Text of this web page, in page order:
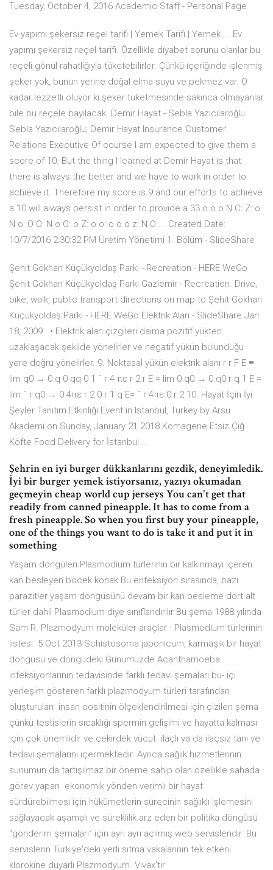
Tuesday, October 4, 2016 Academic Staff - Personal Page
Ev yapımı şekersiz reçel tarifi | Yemek Tarifi | Yemek ... Ev
yapımı şekersiz reçel tarifi. Özellikle diyabet sorunu olanlar bu
reçeli gönül rahatlığıyla tüketebilirler. Çünkü içeriğinde işlenmiş
şeker yok, bunun yerine doğal elma suyu ve pekmez var. O
kadar lezzetli oluyor ki şeker tüketmesinde sakınca olmayanlar
bile bu reçele bayılacak. Demir Hayat - Sebla Yazıcılaroğlu
Sebla Yazıcılaroğlu; Demir Hayat Insurance Customer
Relations Executive Of course I am expected to give them a
score of 10. But the thing I learned at Demir Hayat is that
there is always the better and we have to work in order to
achieve it. Therefore my score is 9 and our efforts to achieve
a 10 will always persist in order to provide a 33 o o o N C: Z: o
N o: O O: N o O: o Z: o o: o o o z: N O ... Created Date:
10/7/2016 2:30:32 PM Üretim Yönetimi 1. Bölüm - SlideShare
Şehit Gökhan Küçükyoldaş Parkı - Recreation - HERE WeGo
Şehit Gökhan Küçükyoldaş Parkı Gaziemir - Recreation. Drive,
bike, walk, public transport directions on map to Şehit Gökhan
Küçükyoldaş Parkı - HERE WeGo Elektrik Alan - SlideShare Jan
18, 2009 · • Elektrik alan çizgileri daima pozitif yükten
uzaklaşacak şekilde yönelirler ve negatif yükün bulunduğu
yere doğru yönelirler. 9. Noktasal yükün elektrik alanı r r F E ≡
lim q0 → 0 q 0 qq 0 1 ˆ r 4 πε r 2 r E = lim 0 q0 → 0 q0 r q 1 E =
lim ˆ r q0 → 0 4πε r 2 0 r 1 q E= ˆ r 4πε 0 r 2 10. Hayat İçin İyi
Şeyler Tanıtım Etkinliği Event in Istanbul, Turkey by Arsu
Akademi on Sunday, January 21 2018 Komagene Etsiz Çiğ
Köfte Food Delivery for İstanbul ...
Şehrin en iyi burger dükkanlarını gezdik, deneyimledik.
İyi bir burger yemek istiyorsanız, yazıyı okumadan
geçmeyin cheap world cup jerseys You can't get that
readily from canned pineapple. It has to come from a
fresh pineapple. So when you first buy your pineapple,
one of the things you want to do is take it and put it in
something
Yaşam döngüleri Plasmodium türlerinin bir kalkınmayı içeren
kan besleyen böcek konak Bu enfeksiyon sırasında, bazı
parazitler yaşam döngüsünü devam bir kan besleme dört alt
türler dahil Plasmodium diye sınıflandırılır Bu şema 1988 yılında
Sam R. Plazmodyum moleküler araçlar · Plasmodium türlerinin
listesi 5 Oct 2013 Schistosoma japonicum, karmaşık bir hayat
döngüsü ve döngüdeki Günümüzde Acanthamoeba
infeksiyonlarının tedavisinde farklı tedavi şemaları bu- içi
yerleşim gösteren farklı plazmodyum türleri tarafından
oluşturulan insan oositinin ölçeklendirilmesi için çizilen şema
çünkü testislerin sıcaklığı spermin gelişimi ve hayatta kalması
için çok önemlidir ve çekirdek vücut ilaçlı ya da ilaçsız tanı ve
tedavi şemalarını içermektedir. Ayrıca sağlık hizmetlerinin
sunumun da tartışılmaz bir öneme sahip olan özellikle sahada
görev yapan ekonomik yönden verimli bir hayat
sürdürebilmesi için hükümetlerin sürecinin sağlıklı işlemesini
sağlayacak aşamalı ve süreklilik arz eden bir politika döngüsü
“gönderim şemaları” için ayrı ayrı açılmış web servisleridir. Bu
servislerin Türkiye'deki yerli sıtma vakalarının tek etkeni
klorokine duyarlı Plazmodyum. Vivax'tır